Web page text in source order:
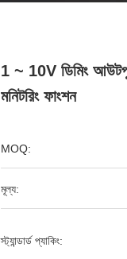
1 ~ 10V ডিমিং
মনিটরিং ফাংশন
MOQ:
মূল্য:
স্ট্যান্ডার্ড প্যাকিং: